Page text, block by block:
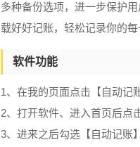
多种备份选项，进一步保护
载好好记账，轻松记录你的
软件功能
1、在我的页面点击【自动记
2、打开软件、进入首页后点
3、进来之后勾选【自动记账